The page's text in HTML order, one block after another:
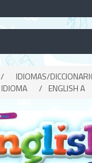
/ IDIOMAS/
IDIOMA
/ ENGLISH A